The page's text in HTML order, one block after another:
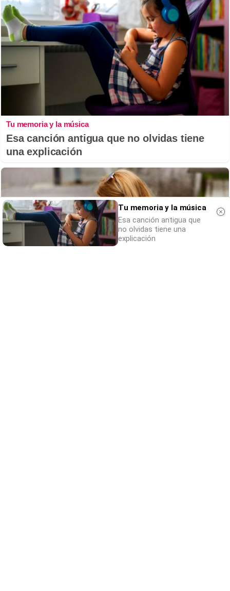
Tu memoria y la música
Esa canción antigua que no olvidas tiene
una explicación
Tu memoria y la música
Esa canción antigua que
no olvidas tiene una
explicación